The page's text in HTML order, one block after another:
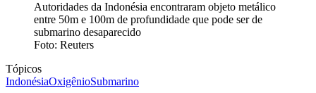
Autoridades da Indonésia encontraram objeto metálico
entre 50m e 100m de profundidade que pode ser de
submarino desaparecido
Foto: Reuters
Tópicos
IndonésiaOxigênioSubmarino